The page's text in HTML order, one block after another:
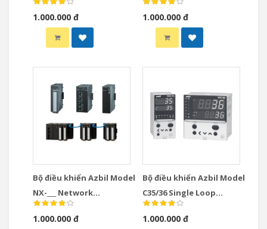
Gateway
1.000.000 đ
with Multifunction
Display Model
1.000.000 đ
Bộ điều khiển Azbil Model
NX-___ Network
Instrumentation
Modules Controllers
1.000.000 đ
Bộ điều khiển Azbil Model
C35/36 Single Loop
Controllers
1.000.000 đ